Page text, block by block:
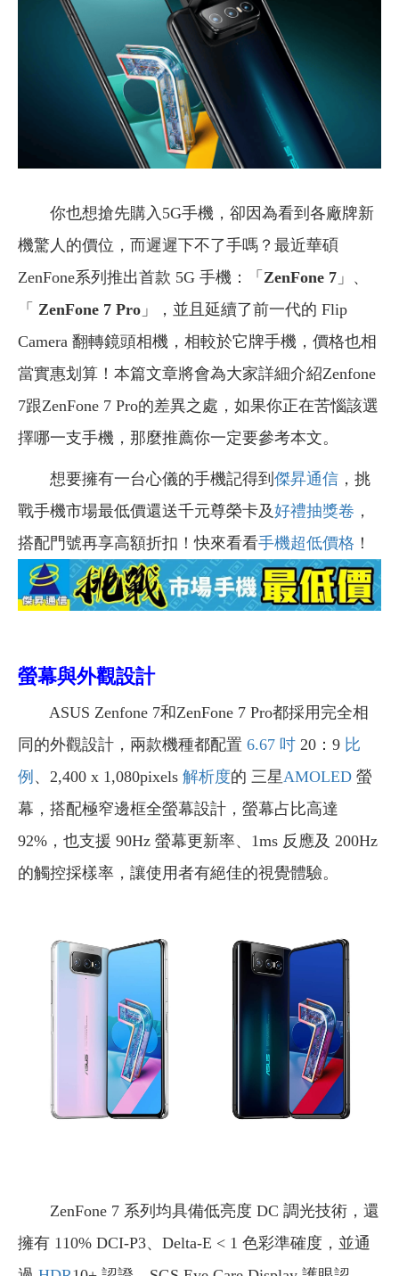
你也想搶先購入5G手機，卻因為看到各廠牌新
機驚人的價位，而遲遲下不了手嗎？最近華碩
ZenFone系列推出首款 5G 手機：「 ZenFone 7 」、
「 ZenFone 7 Pro 」，並且延續了前一代的 Flip
Camera 翻轉鏡頭相機，相較於它牌手機，價格也相
當實惠划算！本篇文章將會為大家詳細介紹Zenfone
7跟ZenFone 7 Pro的差異之處，如果你正在苦惱該選
擇哪一支手機，那麼推薦你一定要參考本文。
想要擁有一台心儀的手機記得到 傑昇通信 ，挑
戰手機市場最低價還送千元尊榮卡及好禮抽獎卷 ，
搭配門號再享高額折扣！快來看看手機超低價格 ！
螢幕與外觀設計
ASUS Zenfone 7和ZenFone 7 Pro都採用完全相
同的外觀設計，兩款機種都配置 6.67 吋 20：9 比
例 、2,400 x 1,080pixels 解析度的 三星AMOLED 螢
幕，搭配極窄邊框全螢幕設計，螢幕占比高達
92%，也支援 90Hz 螢幕更新率、1ms 反應及 200Hz
的觸控採樣率，讓使用者有絕佳的視覺體驗。
ZenFone 7 系列均具備低亮度 DC 調光技術，還
擁有 110% DCI-P3、Delta-E < 1 色彩準確度，並通